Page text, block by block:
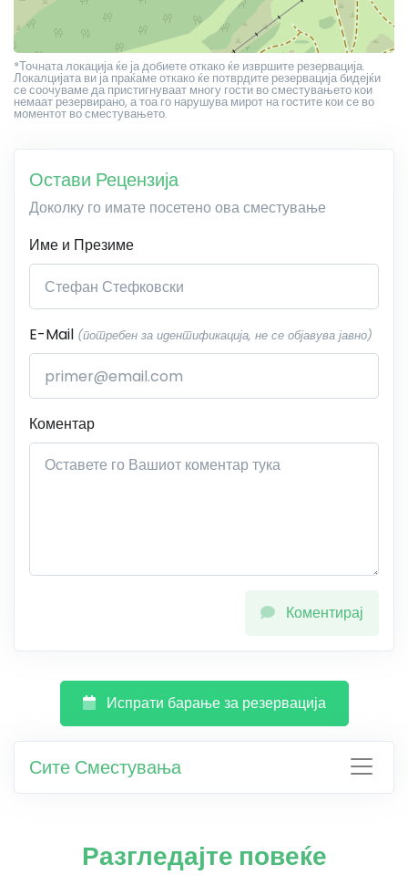
*Точната локација ќе ја добиете откако ќе извршите резервација.
Локалцијата ви ја праќаме откако ќе потврдите резервација бидејќи
се соочуваме да пристигнуваат многу гости во сместувањето кои
немаат резервирано, а тоа го нарушува мирот на гостите кои се во
моментот во сместувањето.
Остави Рецензија
Доколку го имате посетено ова сместување
Име и Презиме
E-Mail (потребен за идентификација, не се објавува јавно)
Коментар
Коментирај
Испрати барање за резервација
Сите Сместувања
Разгледајте повеќе